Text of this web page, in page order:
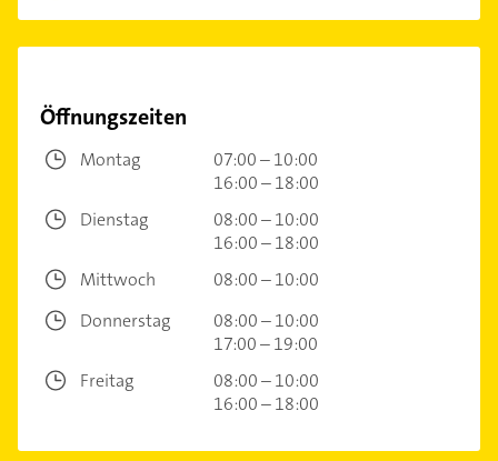
Öffnungszeiten
Montag
07:00 – 10:00
16:00 – 18:00
Dienstag
08:00 – 10:00
16:00 – 18:00
Mittwoch
08:00 – 10:00
Donnerstag
08:00 – 10:00
17:00 – 19:00
Freitag
08:00 – 10:00
16:00 – 18:00